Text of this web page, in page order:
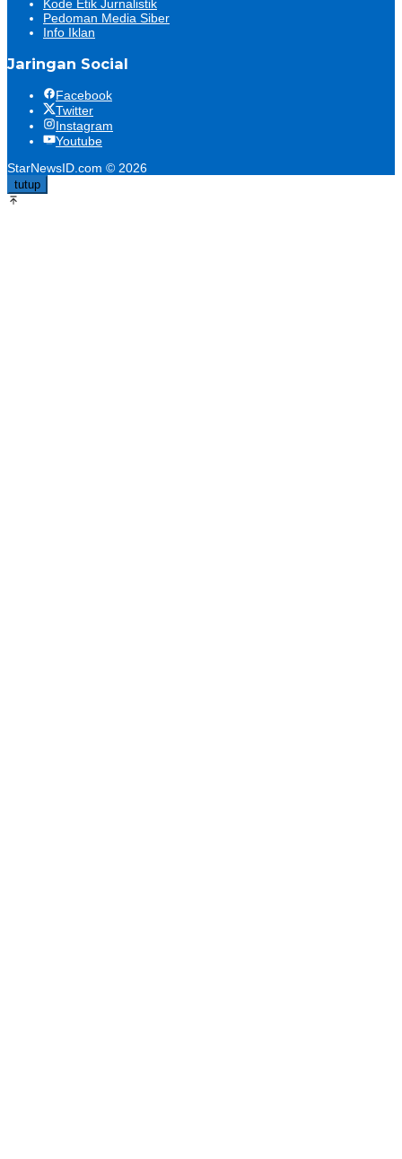
Kode Etik Jurnalistik
Pedoman Media Siber
Info Iklan
Jaringan Social
Facebook
Twitter
Instagram
Youtube
StarNewsID.com © 2026
tutup